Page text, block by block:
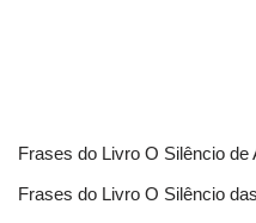
Frases do Livro O Silêncio
Frases do Livro O Silêncio